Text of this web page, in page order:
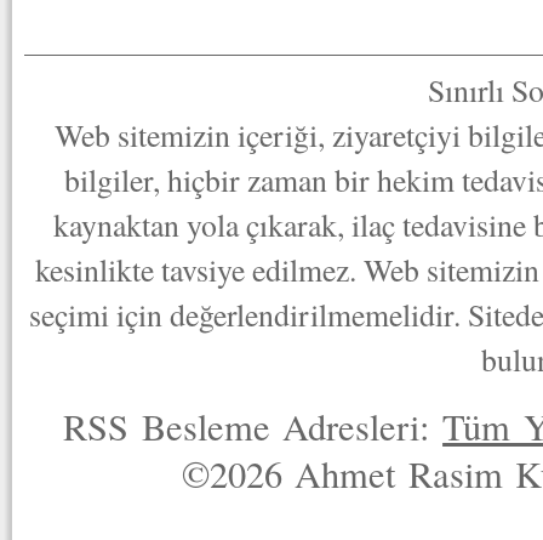
Sınırlı
Web sitemizin içeriği, ziyaretçiyi
bilgiler, hiçbir zaman bir hekim
kaynaktan yola çıkarak, ilaç
kesinlikte tavsiye edilmez. Web
seçimi için değerlendirilmemelidir.
RSS Besleme Adresleri:Tüm
©2026 Ahmet Rasim